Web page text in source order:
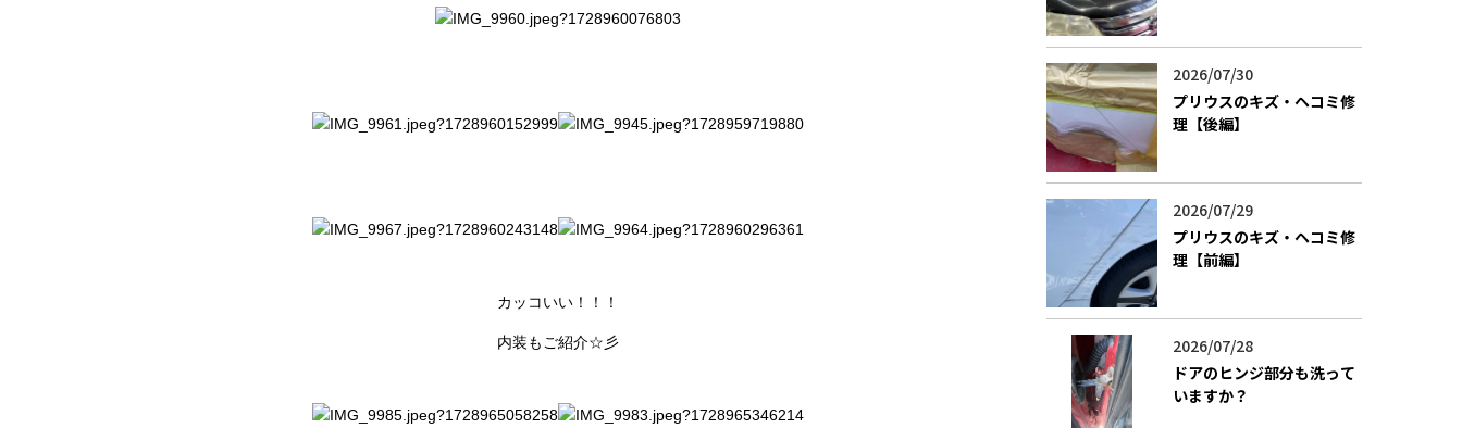
カッコいい！！！
内装もご紹介☆彡
2026/07/30
プリウスのキズ・ヘコミ修
理【後編】
2026/07/29
プリウスのキズ・ヘコミ修
理【前編】
2026/07/28
ドアのヒンジ部分も洗って
いますか？